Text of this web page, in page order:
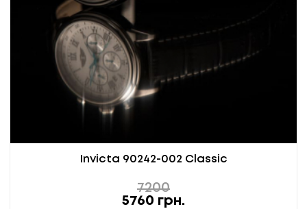
Invicta 90242-002 Classic
7200
5760 грн.